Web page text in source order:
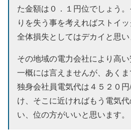
た金額は０．１円位でしょう
りを失う事を考えればストイ
全体損失としてはデカイと思い
その地域の電力会社により高
一概には言えませんが、あく
独身会社員電気代は４５２０
け、 そこに近ければもう電気
い 、位の方がいいと思います。